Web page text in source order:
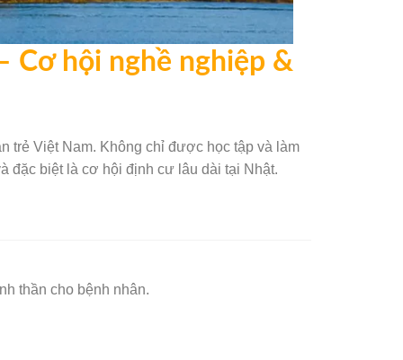
Cơ hội nghề nghiệp &
trẻ Việt Nam. Không chỉ được học tập và làm
đặc biệt là cơ hội định cư lâu dài tại Nhật.
thần cho bệnh nhân.